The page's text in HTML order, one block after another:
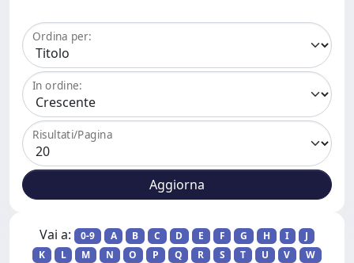
Ordina per:
In ordine:
Risultati/Pagina
Vai a: 0-9 A B C D E F G H I
J
K
L M N O P Q R S T U V
W